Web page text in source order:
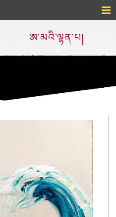
ཨ་མའི་ལྷན་པ།